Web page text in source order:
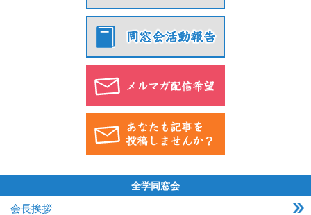
全学同窓会
会長挨拶